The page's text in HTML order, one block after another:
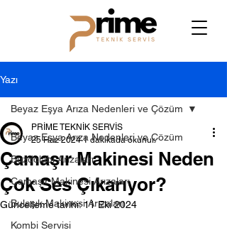
Yazı
Beyaz Eşya Arıza Nedenleri ve Çözüm
Buzdolabı Arızaları
Çamaşır Makinesi Arızaları
Bulaşık Makinesi Arızaları
Kombi Servisi
Beyaz Eşya Arıza Nedenleri ve Çözüm
Çamaşır Makinesi Neden
Çok Ses Çıkarıyor?
PRİME TEKNİK SERVİS
25 Haz 2024 1 dakikada okunur
Güncelleme tarihi:11 Eki 2024